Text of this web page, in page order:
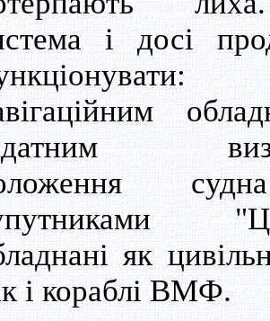
і досі
як
і кораблі ВМФ.